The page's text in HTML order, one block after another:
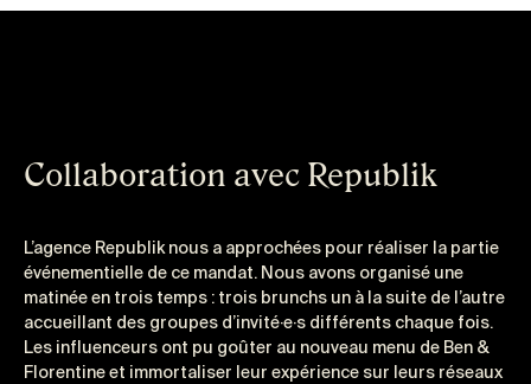
Collaboration avec Republik
L’agence Republik nous a approchées pour réaliser la partie
événementielle de ce mandat. Nous avons organisé une
matinée en trois temps : trois brunchs un à la suite de l’autre
accueillant des groupes d’invité·e·s différents chaque fois.
Les influenceurs ont pu goûter au nouveau menu de Ben &
Florentine et immortaliser leur expérience sur leurs réseaux